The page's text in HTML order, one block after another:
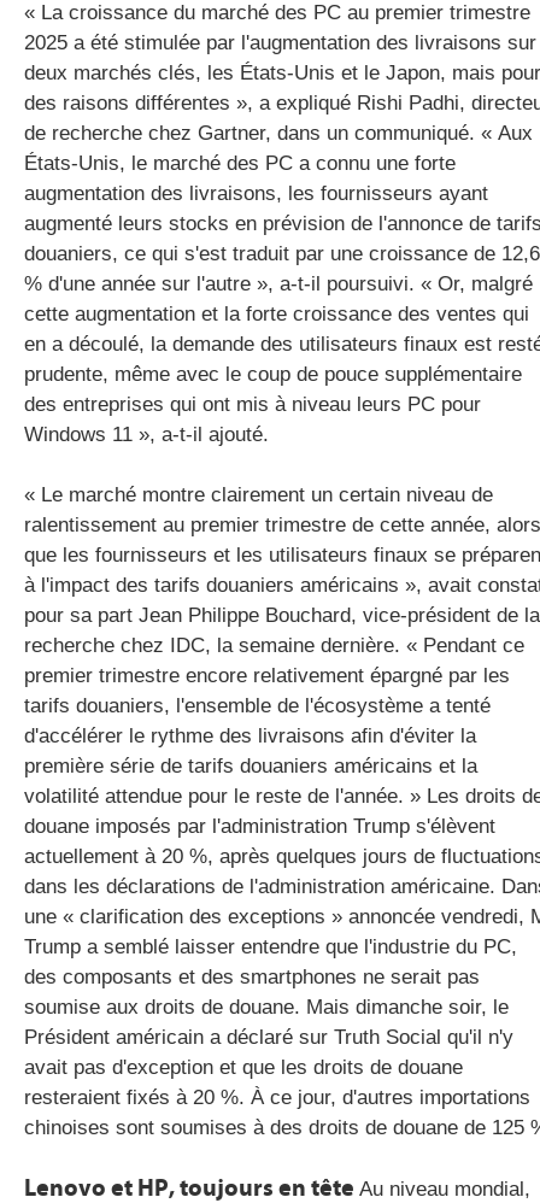
« La croissance du marché des PC au premier trimestre
2025 a été stimulée par l'augmentation des livraisons sur
deux marchés clés, les États-Unis et le Japon, mais pour
des raisons différentes », a expliqué Rishi Padhi,
de recherche chez Gartner, dans un communiqué. « Aux
États-Unis, le marché des PC a connu une forte
augmentation des livraisons, les fournisseurs ayant
augmenté leurs stocks en prévision de l'annonce de
douaniers, ce qui s'est traduit par une croissance de 12,6
% d'une année sur l'autre », a-t-il poursuivi. « Or, malgré
cette augmentation et la forte croissance des ventes qui
en a découlé, la demande des utilisateurs finaux est
prudente, même avec le coup de pouce supplémentaire
des entreprises qui ont mis à niveau leurs PC pour
Windows 11 », a-t-il ajouté.
« Le marché montre clairement un certain niveau de
ralentissement au premier trimestre de cette année, alors
que les fournisseurs et les utilisateurs finaux se
à l'impact des tarifs douaniers américains », avait
pour sa part Jean Philippe Bouchard, vice-président de la
recherche chez IDC, la semaine dernière. « Pendant ce
premier trimestre encore relativement épargné par les
tarifs douaniers, l'ensemble de l'écosystème a tenté
d'accélérer le rythme des livraisons afin d'éviter la
première série de tarifs douaniers américains et la
volatilité attendue pour le reste de l'année. » Les droits
douane imposés par l'administration Trump s'élèvent
actuellement à 20 %, après quelques jours de
dans les déclarations de l'administration américaine.
une « clarification des exceptions » annoncée vendredi,
Trump a semblé laisser entendre que l'industrie du PC,
des composants et des smartphones ne serait pas
soumise aux droits de douane. Mais dimanche soir, le
Président américain a déclaré sur Truth Social qu'il n'y
avait pas d'exception et que les droits de douane
resteraient fixés à 20 %. À ce jour, d'autres importations
chinoises sont soumises à des droits de douane de 125
Lenovo et HP, toujours en tête Au niveau mondial,